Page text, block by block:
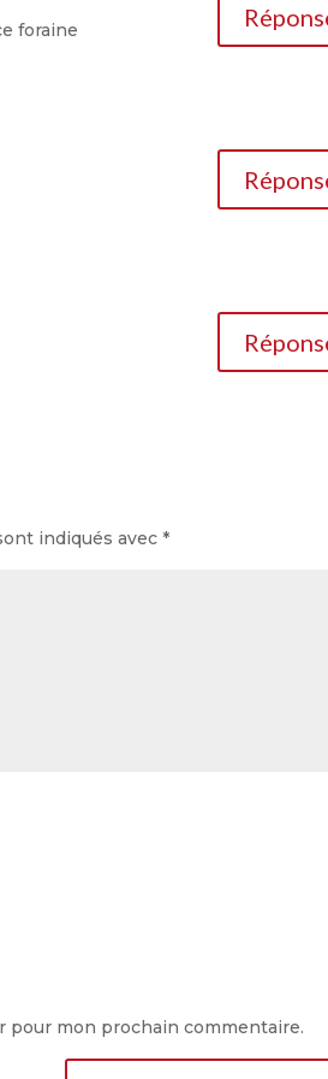
foraine
indiqués avec*
pour mon prochain commentaire.